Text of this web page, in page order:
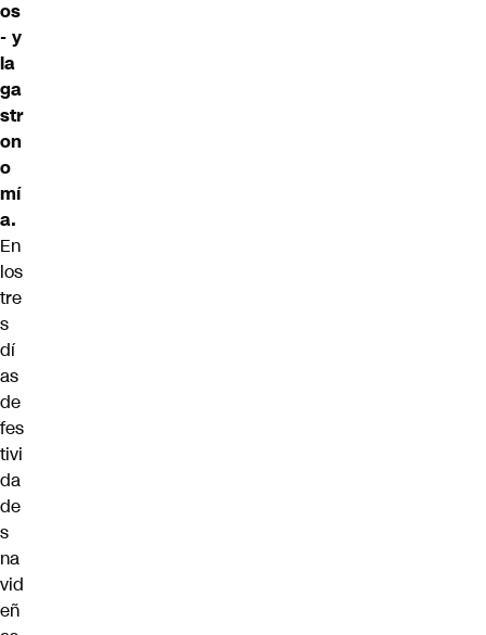
os
- y
la
ga
str
on
o
mí
a.
En
los
tre
s
dí
as
de
fes
tivi
da
de
s
na
vid
eñ